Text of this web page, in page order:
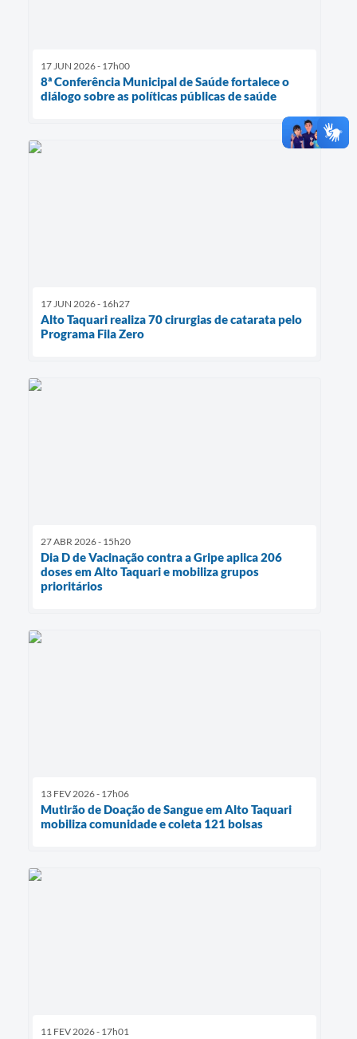
17 JUN 2026 - 17h00
8ª Conferência Municipal de Saúde fortalece o
diálogo sobre as políticas públicas de saúde
17 JUN 2026 - 16h27
Alto Taquari realiza 70 cirurgias de catarata pelo
Programa Fila Zero
27 ABR 2026 - 15h20
Dia D de Vacinação contra a Gripe aplica 206
doses em Alto Taquari e mobiliza grupos
prioritários
13 FEV 2026 - 17h06
Mutirão de Doação de Sangue em Alto Taquari
mobiliza comunidade e coleta 121 bolsas
11 FEV 2026 - 17h01